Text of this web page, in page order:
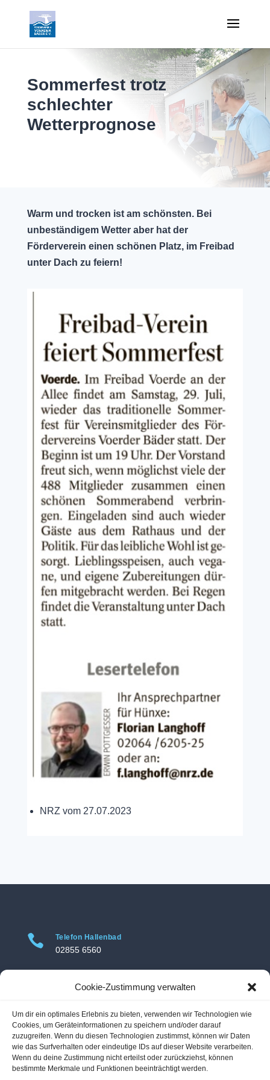
Cookie-Zustimmung verwalten
Um dir ein optimales Erlebnis zu bieten, verwenden wir Technologien wie
Cookies, um Geräteinformationen zu speichern und/oder darauf
zuzugreifen. Wenn du diesen Technologien zustimmst, können wir Daten
wie das Surfverhalten oder eindeutige IDs auf dieser Website verarbeiten.
Wenn du deine Zustimmung nicht erteilst oder zurückziehst, können
bestimmte Merkmale und Funktionen beeinträchtigt werden.
Sommerfest trotz
schlechter
Wetterprognose
Warm und trocken ist am schönsten. Bei
unbeständigem Wetter aber hat der
Förderverein einen schönen Platz, im Freibad
unter Dach zu feiern!
NRZ vom 27.07.2023
 Telefon Hallenbad
02855 6560
02855 3469
 Adresse Hallenbad
Hallenbad Voerde
Am Hallenbad 11
46562 Voerde-Friedrichsfeld